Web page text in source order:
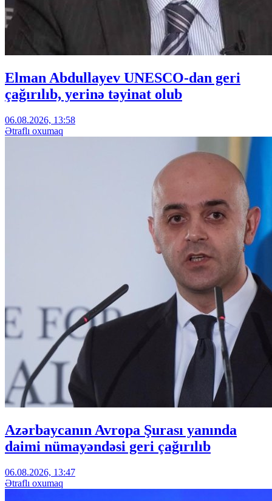
Elman Abdullayev UNESCO-dan geri
çağırılıb, yerinə təyinat olub
06.08.2026, 13:58
Ətraflı oxumaq
Azərbaycanın Avropa Şurası yanında
daimi nümayəndəsi geri çağırılıb
06.08.2026, 13:47
Ətraflı oxumaq